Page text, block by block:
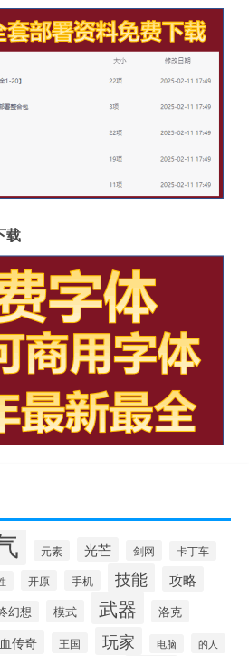
载
元素 光芒 剑网 卡丁车
开原 手机 技能 攻略
幻想 模式 武器 洛克
传奇 王国 玩家 电脑 的人